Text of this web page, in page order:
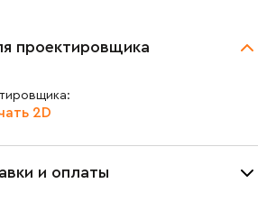
проектировщика
2D
и оплаты